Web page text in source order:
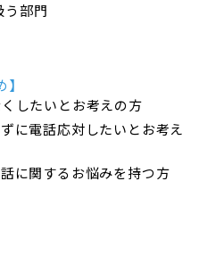
う部門
したいとお考えの方
に電話応対したいとお考え
に関するお悩みを持つ方